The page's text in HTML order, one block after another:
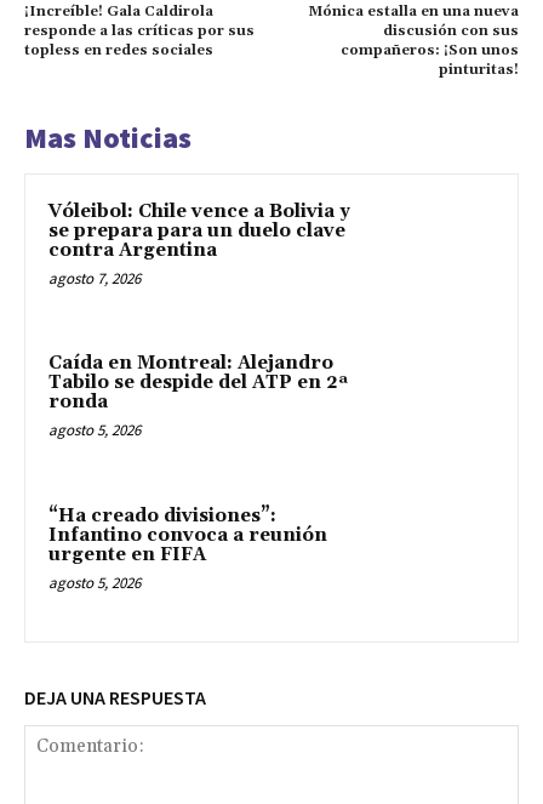
¡Increíble! Gala Caldirola
responde a las críticas por sus
topless en redes sociales
Mónica estalla en una nueva
discusión con sus
compañeros: ¡Son unos
pinturitas!
Mas Noticias
Vóleibol: Chile vence a Bolivia y
se prepara para un duelo clave
contra Argentina
agosto 7, 2026
Caída en Montreal: Alejandro
Tabilo se despide del ATP en 2ª
ronda
agosto 5, 2026
“Ha creado divisiones”:
Infantino convoca a reunión
urgente en FIFA
agosto 5, 2026
DEJA UNA RESPUESTA